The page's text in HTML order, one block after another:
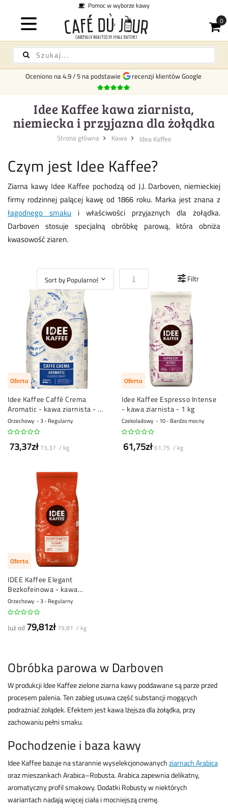
Oceniono na4.9/5 na podstawie recenzji klientów Google
Idee Kaffee kawa ziarnista,
niemiecka i przyjazna dla żołądka
Strona główna Kawa Idea Kaffee
Czym jest Idee Kaffee?
Ziarna kawy Idee Kaffee pochodzą od J.J. Darboven, niemieckiej
firmy rodzinnej palącej kawę od 1866 roku. Marka jest znana z
łagodnego smaku i właściwości przyjaznych dla żołądka.
Darboven stosuje specjalną obróbkę parową, która obniża
kwasowość ziaren.
Ustaw kierunek rosnący
Filtr
Oferta
Idee Kaffee Caffè Crema
Aromatic - kawa ziarnista - 1
kg
Orzechowy 3 - Regularny
73,37zł 73,37 / kg
Oferta
Idee Kaffee Espresso Intense
- kawa ziarnista - 1 kg
Czekoladowy 10 - Bardzo mocny
61,75zł61,75 / kg
Oferta
IDEE Kaffee Elegant
Bezkofeinowa - kawa
ziarnista - 1 kg
Orzechowy 3 - Regularny
Już od 79,81zł 79,81 / kg
Obróbka parowa w Darboven
W produkcji Idee Kaffee zielone ziarna kawy poddawane są parze przed
procesem palenia. Ten zabieg usuwa część substancji mogących
podrażniać żołądek. Efektem jest kawa lżejsza dla żołądka, przy
zachowaniu pełni smaku.
Pochodzenie i baza kawy
Idee Kaffee bazuje na starannie wyselekcjonowanychziarnach Arabica
oraz mieszankach Arabica–Robusta. Arabica zapewnia delikatny,
aromatyczny profil smakowy. Dodatki Robusty w niektórych
wariantach nadają więcej ciała i mocniejszą cremę.